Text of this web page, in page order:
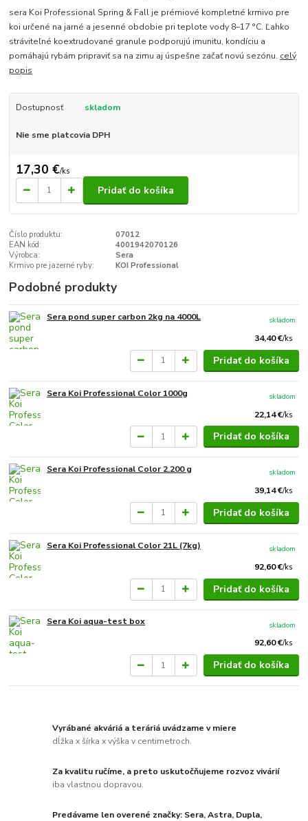
sera Koi Professional Spring & Fall je prémiové kompletné krmivo pre
koi určené na jarné a jesenné obdobie pri teplote vody 8–17 °C. Ľahko
stráviteľné koextrudované granule podporujú imunitu, kondíciu a
pomáhajú rybám pripraviť sa na zimu aj úspešne začať novú sezónu. celý
popis
Dostupnosť skladom
Nie sme platcovia DPH
17,30 €/ks
Pridať do košíka
Číslo produktu:
07012
EAN kód:
4001942070126
Výrobca:
Sera
Krmivo pre jazerné ryby:
KOI Professional
Podobné produkty
Sera pond super carbon 2kg na 4000L
34,40 €/ks
skladom
Pridať do košíka
Sera Koi Professional Color 1000g
22,14 €/ks
skladom
Pridať do košíka
Sera Koi Professional Color 2.200 g
39,14 €/ks
skladom
Pridať do košíka
Sera Koi Professional Color 21L (7kg)
92,60 €/ks
skladom
Pridať do košíka
Sera Koi aqua-test box
92,60 €/ks
skladom
Pridať do košíka
Vyrábané akváriá a teráriá uvádzame v miere
dĺžka x šírka x výška v centimetroch.
Za kvalitu ručíme, a preto uskutočňujeme rozvoz vivárií
iba vlastnou dopravou.
Predávame len overené značky: Sera, Astra, Dupla,